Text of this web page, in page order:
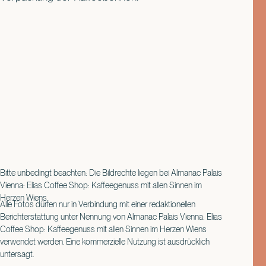
Bitte unbedingt beachten: Die Bildrechte liegen bei Almanac Palais
Vienna: Elias Coffee Shop: Kaffeegenuss mit allen Sinnen im
Herzen Wiens.
Alle Fotos dürfen nur in Verbindung mit einer redaktionellen
Berichterstattung unter Nennung von Almanac Palais Vienna: Elias
Coffee Shop: Kaffeegenuss mit allen Sinnen im Herzen Wiens
verwendet werden. Eine kommerzielle Nutzung ist ausdrücklich
untersagt.